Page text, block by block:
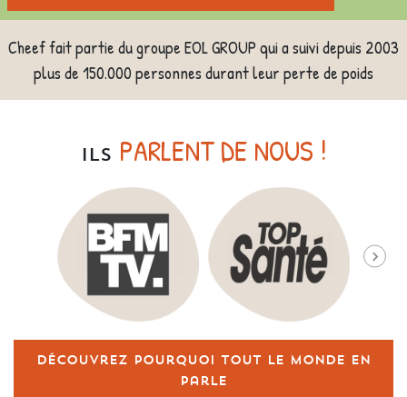
Cheef fait partie du groupe EOL GROUP qui a suivi depuis 2003
plus de 150.000 personnes durant leur perte de poids
ILS PARLENT DE NOUS !
Découvrez pourquoi tout le monde en
parle